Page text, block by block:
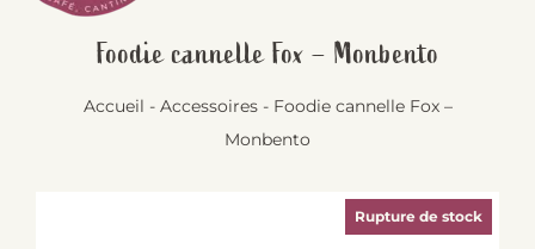
Foodie cannelle Fox – Monbento
Accueil - Accessoires- Foodie cannelle Fox –
Monbento
Rupture de stock